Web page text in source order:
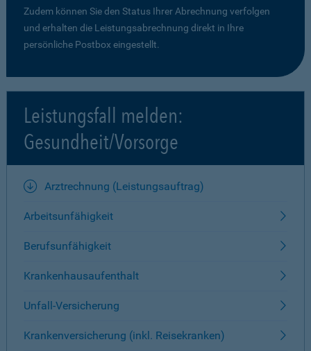
Zudem können Sie den Status Ihrer Abrechnung verfolgen
und erhalten die Leistungsabrechnung direkt in Ihre
persönliche Postbox eingestellt.
Leistungsfall melden:
Gesundheit/Vorsorge
Arztrechnung (Leistungsauftrag)
Arbeitsunfähigkeit
Berufsunfähigkeit
Krankenhausaufenthalt
Unfall-Versicherung
Krankenversicherung (inkl. Reisekranken)